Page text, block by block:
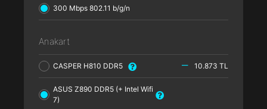
300 Mbps 802.11 b/g/n
Anakart
CASPER H810 DDR5 10.873 TL
ASUS Z890 DDR5 (+ Intel Wifi
7)